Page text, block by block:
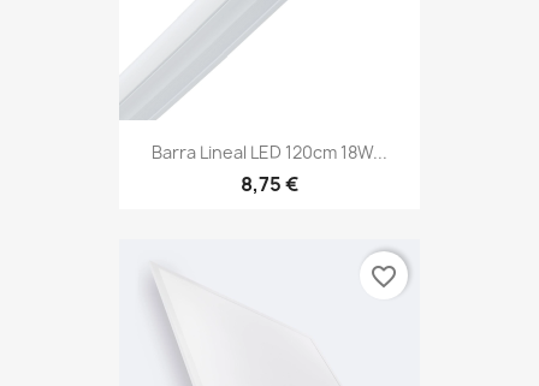
Barra Lineal LED 120cm 18W...
8,75 €
favorite_border